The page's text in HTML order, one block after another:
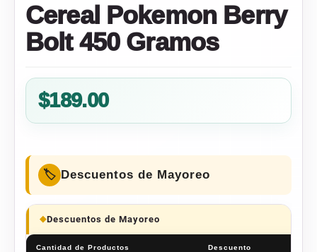
Cereal Pokemon Berry
Bolt 450 Gramos
$189.00
Descuentos de Mayoreo
Descuentos de Mayoreo
Cantidad de Productos Descuento